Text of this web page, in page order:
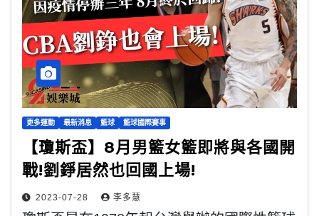
更多運動 最新消息 籃球 籃球國際賽事
【瓊斯盃】8月男籃女籃即將與各國開
戰!劉錚居然也回國上場!
2023-07-28 李多慧